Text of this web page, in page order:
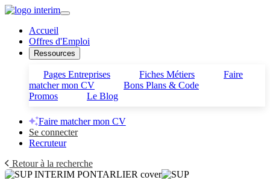
Accueil
Offres d'Emploi
Ressources
Pages Entreprises Fiches Métiers
Faire
matcher mon CV
Bons Plans & Code
Promos
Le Blog
Faire matcher mon CV
Se connecter
Recruteur
Retour à la recherche